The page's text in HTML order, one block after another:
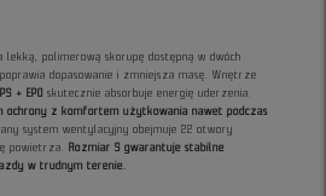
lekką, polimerową skorupę dostępną w dwóch
dopasowanie i zmniejsza masę. Wnętrze
+ EPO skutecznie absorbuje energię uderzenia.
ochrony z komfortem użytkowania nawet podczas
system wentylacyjny obejmuje 22 otwory
powietrza. Rozmiar S gwarantuje stabilne
w trudnym terenie.